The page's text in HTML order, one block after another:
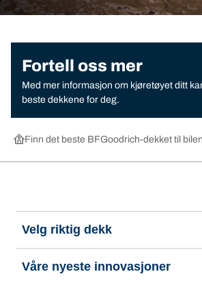
Fortell oss mer
Med mer informasjon om kjøretøyet ditt
beste dekkene for deg.
Finn det beste BFGoodrich-dekket til
Velg riktig dekk
Våre nyeste innovasjoner